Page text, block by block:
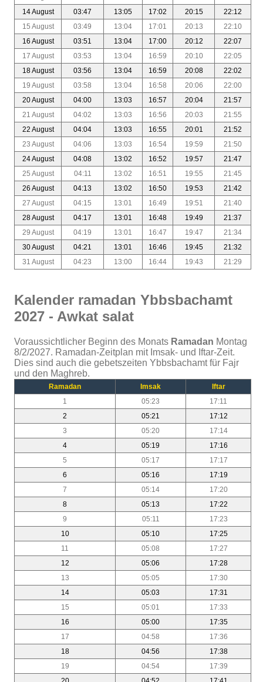
14 August
03:47 13:05 17:02 20:15
22:12
15 August
03:49 13:04 17:01 20:13
22:10
16 August
03:51 13:04 17:00 20:12
22:07
17 August
03:53 13:04 16:59 20:10
22:05
18 August
03:56 13:04 16:59 20:08
22:02
19 August
03:58 13:04 16:58 20:06
22:00
20 August
04:00 13:03 16:57 20:04
21:57
21 August
04:02 13:03 16:56 20:03
21:55
22 August
04:04 13:03 16:55 20:01
21:52
23 August
04:06 13:03 16:54 19:59
21:50
24 August
04:08 13:02 16:52 19:57
21:47
25 August
04:11 13:02 16:51 19:55
21:45
26 August
04:13 13:02 16:50 19:53
21:42
27 August
04:15 13:01 16:49 19:51
21:40
28 August
04:17 13:01 16:48 19:49
21:37
29 August
04:19 13:01 16:47 19:47
21:34
30 August
04:21 13:01 16:46 19:45
21:32
31 August
04:23 13:00 16:44 19:43 21:29
Kalender ramadan Ybbsbachamt
2027 - Awkat salat
Voraussichtlicher Beginn des Monats Ramadan Montag
8/2/2027. Ramadan-Zeitplan mit Imsak- und Iftar-Zeit.
Dies sind auch die gebetszeiten Ybbsbachamt für Fajr
und den Maghreb.
Ramadan Imsak
Iftar
1
05:23
17:11
2
05:21
17:12
3
05:20
17:14
4
05:19
17:16
5
05:17
17:17
6
05:16
17:19
7
05:14
17:20
8
05:13
17:22
9
05:11
17:23
10
05:10
17:25
11
05:08
17:27
12
05:06
17:28
13
05:05
17:30
14
05:03
17:31
15
05:01
17:33
16
05:00
17:35
17
04:58
17:36
18
04:56
17:38
19
04:54
17:39